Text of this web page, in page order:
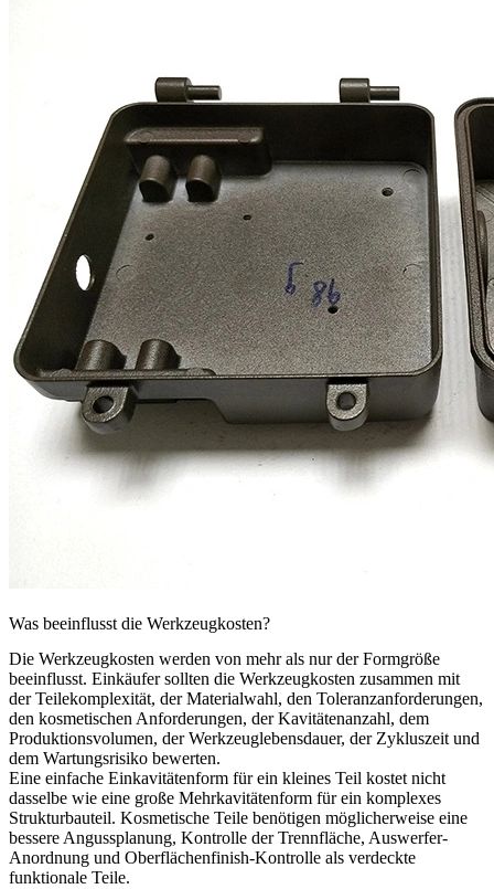
Was beeinflusst die Werkzeugkosten?
Die Werkzeugkosten werden von mehr als nur der Formgröße
beeinflusst. Einkäufer sollten die Werkzeugkosten zusammen mit
der Teilekomplexität, der Materialwahl, den Toleranzanforderungen,
den kosmetischen Anforderungen, der Kavitätenanzahl, dem
Produktionsvolumen, der Werkzeuglebensdauer, der Zykluszeit und
dem Wartungsrisiko bewerten.
Eine einfache Einkavitätenform für ein kleines Teil kostet nicht
dasselbe wie eine große Mehrkavitätenform für ein komplexes
Strukturbauteil. Kosmetische Teile benötigen möglicherweise eine
bessere Angussplanung, Kontrolle der Trennfläche, Auswerfer-
Anordnung und Oberflächenfinish-Kontrolle als verdeckte
funktionale Teile.